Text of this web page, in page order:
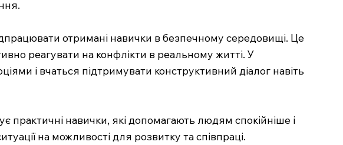
отримані навички в безпечному середовищі. Це
реагувати на конфлікти в реальному житті. У
і вчаться підтримувати конструктивний діалог навіть
навички, які допомагають людям спокійніше і
на можливості для розвитку та співпраці.